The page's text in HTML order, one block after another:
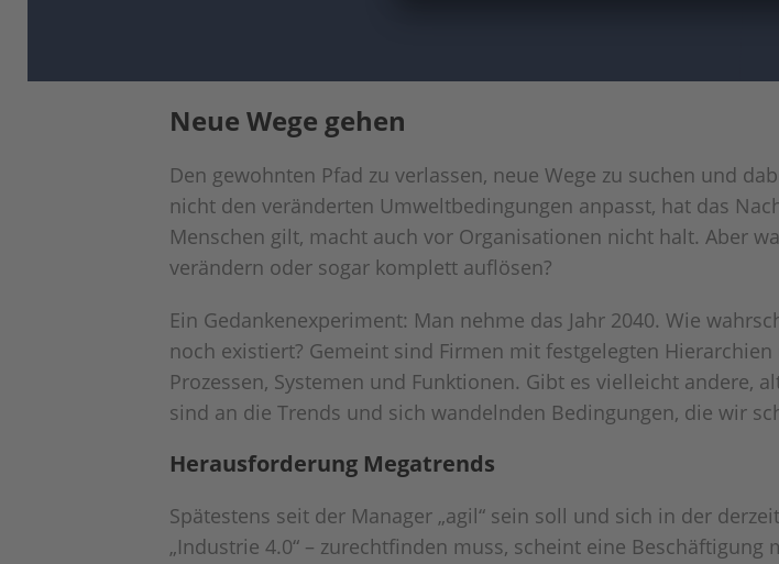
Neue Wege gehen
Den gewohnten Pfad zu verlassen, neue Wege zu suchen und
nicht den veränderten Umweltbedingungen anpasst, hat das
Menschen gilt, macht auch vor Organisationen nicht halt. Aber
verändern oder sogar komplett auflösen?
Ein Gedankenexperiment: Man nehme das Jahr 2040. Wie
noch existiert? Gemeint sind Firmen mit festgelegten
Prozessen, Systemen und Funktionen. Gibt es vielleicht andere,
sind an die Trends und sich wandelnden Bedingungen, die wir
Herausforderung Megatrends
Spätestens seit der Manager „agil“ sein soll und sich in der
„Industrie 4.0“ – zurechtfinden muss, scheint eine